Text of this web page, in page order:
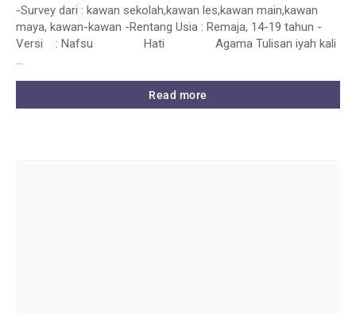
-Survey dari : kawan sekolah,kawan les,kawan main,kawan
maya, kawan-kawan -Rentang Usia : Remaja, 14-19 tahun -
Versi : Nafsu Hati Agama Tulisan iyah kali
…
Read more